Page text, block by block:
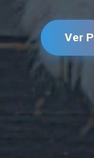
Ver